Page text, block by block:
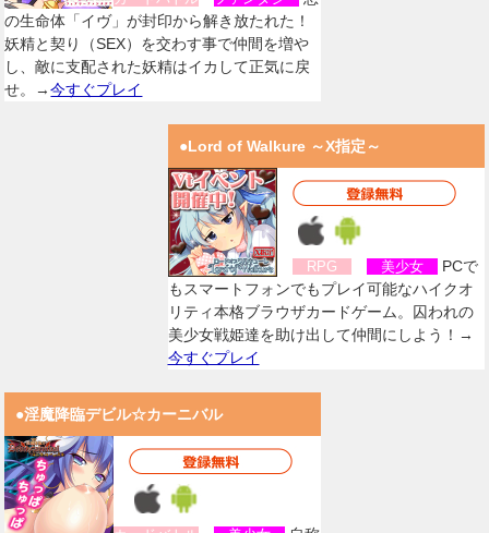
の生命体「イヴ」が封印から解き放たれた！
妖精と契り（SEX）を交わす事で仲間を増や
し、敵に支配された妖精はイカして正気に戻
せ。→今すぐプレイ
●Lord of Walkure ～X指定～
RPG 美少女
PCで
もスマートフォンでもプレイ可能なハイクオ
リティ本格ブラウザカードゲーム。囚われの
美少女戦姫達を助け出して仲間にしよう！→
今すぐプレイ
●淫魔降臨デビル☆カーニバル